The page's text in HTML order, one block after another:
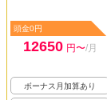
頭金0円
12650 円〜/月
ボーナス月加算あり